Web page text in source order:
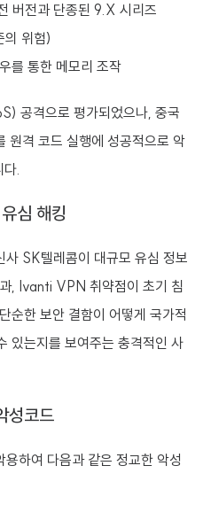
버전과 단종된 9.X 시리즈
위험)
를 통한 메모리 조작
공격으로 평가되었으나, 중국
원격 코드 실행에 성공적으로 악
.
심 해킹
SK텔레콤이 대규모 유심 정보
, Ivanti VPN 취약점이 초기 침
순한 보안 결함이 어떻게 국가적
있는지를 보여주는 충격적인 사
성코드
하여 다음과 같은 정교한 악성